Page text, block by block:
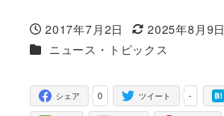
投稿日
2017年7月2日
更新日
2025年8月9日
カテゴリー
ニュース・トピックス
0
シェア -
ツイート